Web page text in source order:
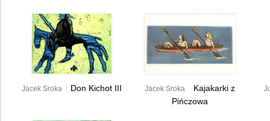
Jacek Sroka Don Kichot III Jacek Sroka
Kajakarki z
Pińczowa